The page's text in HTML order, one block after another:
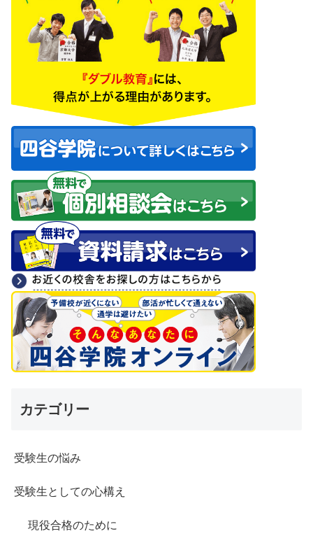
カテゴリー
受験生の悩み
受験生としての心構え
現役合格のために